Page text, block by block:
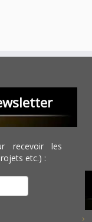
recevoir les
etc.) :